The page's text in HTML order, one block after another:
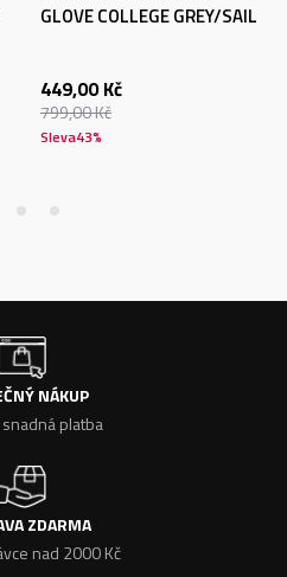
GLOVE COLLEGE GREY/SAIL
449,00 Kč
799,00Kč
Sleva43%
NÁKUP
snadná platba
ZDARMA
nad 2000 Kč